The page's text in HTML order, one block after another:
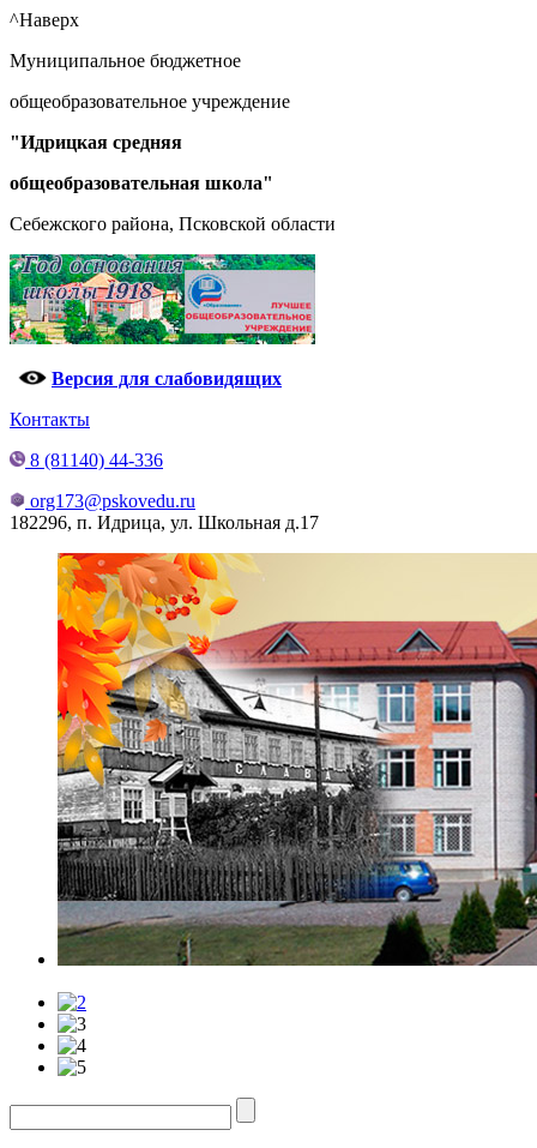
^Наверх
Муниципальное бюджетное
общеобразовательное учреждение
"Идрицкая средняя
общеобразовательная школа"
Себежского района, Псковской области
Версия для слабовидящих
Контакты
8 (81140) 44-336
org173@pskovedu.ru
182296, п. Идрица, ул. Школьная д.17